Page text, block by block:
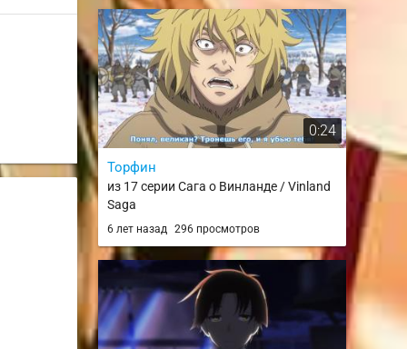
0:24
Торфин
из 17 серии Сага о Винланде / Vinland
Saga
6 лет назад 296 просмотров